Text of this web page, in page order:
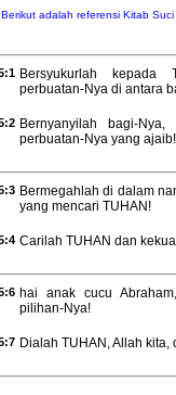
Berikut adalah referensi Kitab
Bersyukurlah kepada
perbuatan-Nya di antara
Bernyanyilah bagi-
perbuatan-Nya yang ajaib!
Bermegahlah di dalam
yang mencari TUHAN!
Carilah TUHAN dan
hai anak cucu
pilihan-Nya!
Dialah TUHAN, Allah